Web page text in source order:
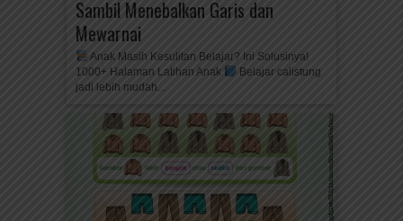
Sambil Menebalkan Garis dan
Mewarnai
Anak Masih Kesulitan Belajar? Ini Solusinya!
1000+ Halaman Latihan Anak
Belajar calistung
jadi lebih mudah...